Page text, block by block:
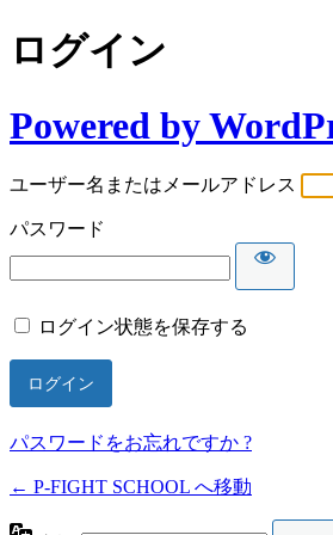
ログイン
Powered by
ユーザー名またはメールアドレス
パスワード
ログイン状態を保存する
パスワードをお忘れですか ?
← P-FIGHT SCHOOL へ移動